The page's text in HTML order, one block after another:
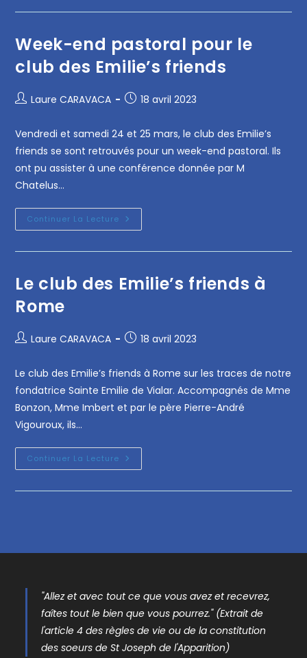
Week-end pastoral pour le
club des Emilie’s friends
Laure CARAVACA 18 avril 2023
Vendredi et samedi 24 et 25 mars, le club des Emilie’s
friends se sont retrouvés pour un week-end pastoral. Ils
ont pu assister à une conférence donnée par M
Chatelus…
Continuer La Lecture
Le club des Emilie’s friends à
Rome
Laure CARAVACA 18 avril 2023
Le club des Emilie’s friends à Rome sur les traces de notre
fondatrice Sainte Emilie de Vialar. Accompagnés de Mme
Bonzon, Mme Imbert et par le père Pierre-André
Vigouroux, ils…
Continuer La Lecture
"Allez et avec tout ce que vous avez et recevrez,
faîtes tout le bien que vous pourrez." (Extrait de
l'article 4 des règles de vie ou de la constitution
des soeurs de St Joseph de l'Apparition)